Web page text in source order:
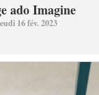
ado Imagine
16 fév. 2023